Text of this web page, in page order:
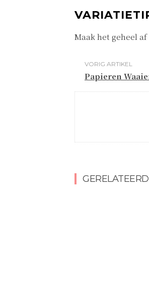
Maak het geheel
VORIG ARTIKEL
Papieren